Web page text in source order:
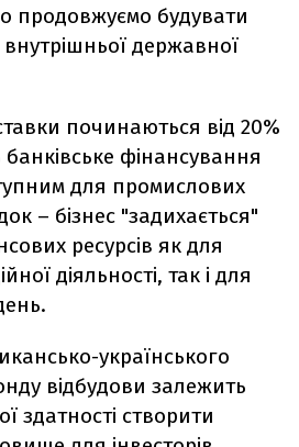
продовжуємо будувати
внутрішньої державної
починаються від 20%
фінансування
для промислових
– бізнес "задихається"
ресурсів як для
діяльності, так і для
українського
відбудови залежить
здатності створити